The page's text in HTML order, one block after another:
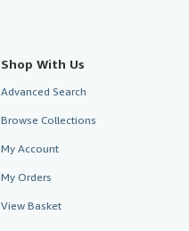
Shop With Us
Advanced Search
Browse Collections
My Account
My Orders
View Basket